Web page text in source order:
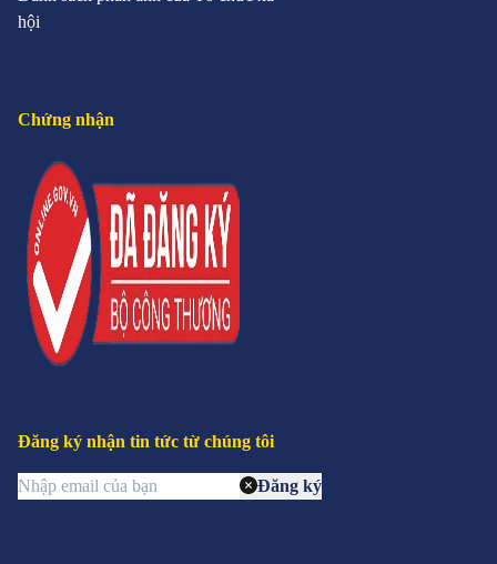
hội
Chứng nhận
Đăng ký nhận tin tức từ chúng tôi
Đăng ký